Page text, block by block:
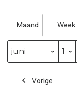
Maand Week
Vorige